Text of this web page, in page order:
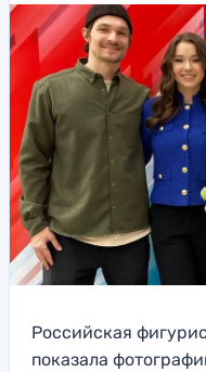
Российская
показала